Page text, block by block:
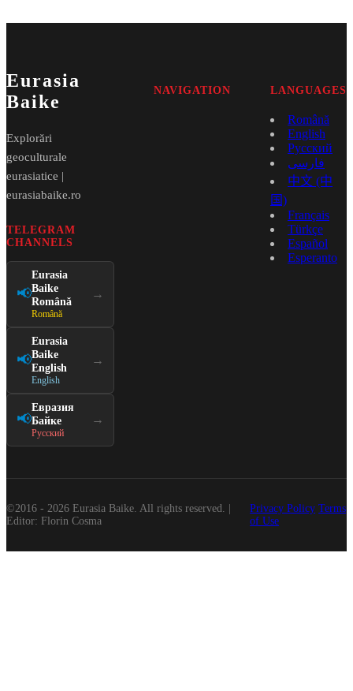
Eurasia
Baike
Explorări
geoculturale
eurasiatice |
eurasiabaike.ro
TELEGRAM
CHANNELS
📢
Eurasia
Baike
Română
Română
→
📢
Eurasia
Baike
English
English
→
📢
Евразия
Байке
Русский
→
NAVIGATION LANGUAGES
Română
English
Русский
فارسی
中文 (中
国)
Français
Türkçe
Español
Esperanto
©2016 - 2026 Eurasia Baike. All rights reserved. |
Editor: Florin Cosma
Privacy Policy Terms
of Use